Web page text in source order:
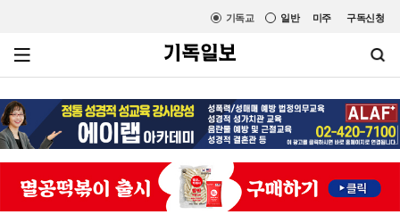
미주 구독신청
일반
기독교